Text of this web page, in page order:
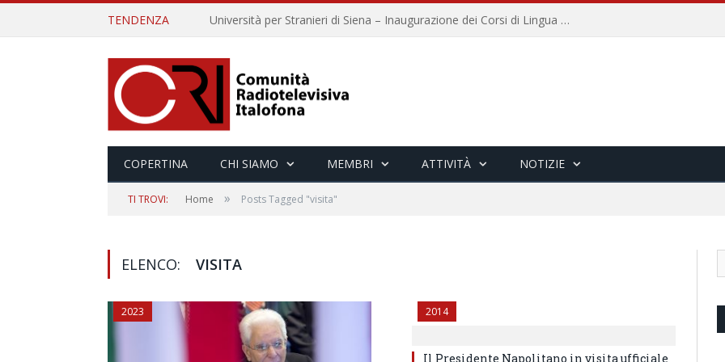
TENDENZA Università per Stranieri di Siena – Inaugurazione dei Corsi di Lingua e Cultura Italiana, 109a annata
COPERTINA CHI SIAMO MEMBRI ATTIVITÀ NOTIZIE
TI TROVI: Home » Posts Tagged "visita"
ELENCO: VISITA
2023 2014
Il Presidente Napolitano in visita ufficiale